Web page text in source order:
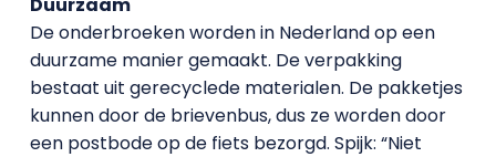
De onderbroeken worden in Nederland op een
duurzame manier gemaakt. De verpakking
bestaat uit gerecyclede materialen. De pakketjes
kunnen door de brievenbus, dus ze worden door
een postbode op de fiets bezorgd. Spijk: “Niet